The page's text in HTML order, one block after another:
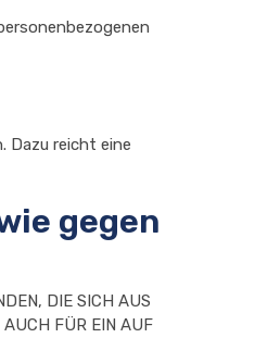
Dazu reicht eine
gegen
DIE SICH AUS
AUCH FÜR EIN AUF